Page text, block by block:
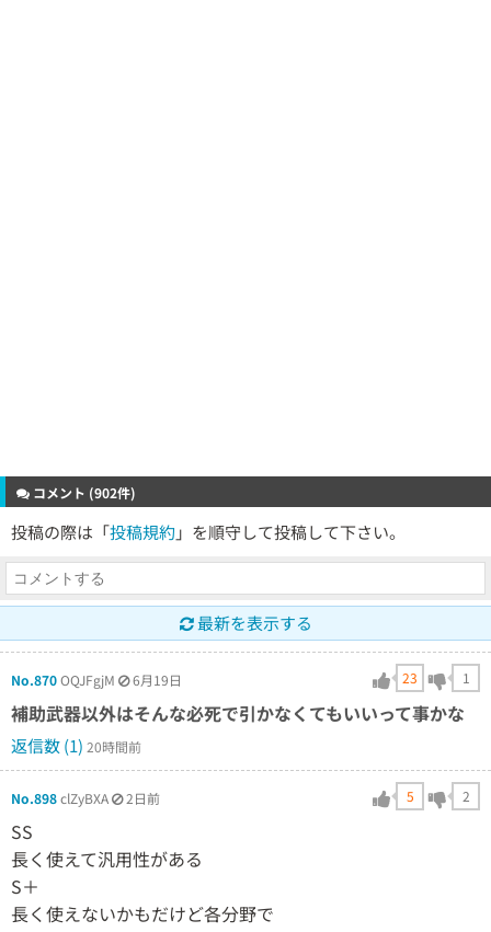
コメント (902件)
投稿の際は「投稿規約 」を順守して投稿して下さい。
最新を表示する
No.870OQJFgjM 6月19日 23 1
補助武器以外はそんな必死で引かなくてもいいって事かな
返信数 (1) 20時間前
No.898clZyBXA 2日前 5 2
SS
長く使えて汎用性がある
S＋
長く使えないかもだけど各分野で